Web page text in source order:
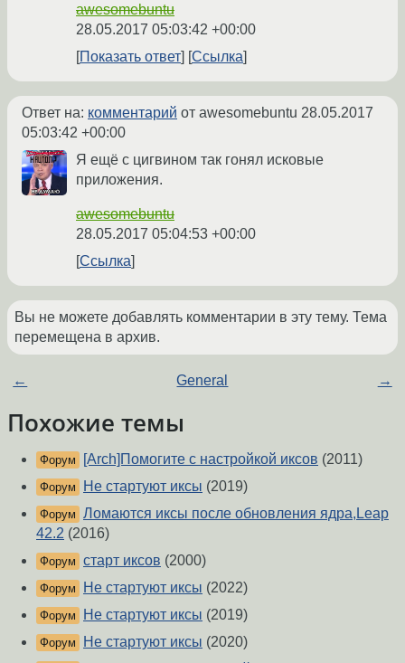
awesomebuntu
28.05.2017 05:03:42 +00:00
Показать ответ
Ссылка
Ответ на: комментарий от awesomebuntu 28.05.2017
05:03:42 +00:00
Я ещё с цигвином так гонял исковые
приложения.
awesomebuntu
28.05.2017 05:04:53 +00:00
Ссылка
Вы не можете добавлять комментарии в эту тему. Тема
перемещена в архив.
← General →
Похожие темы
Форум [Arch]Помогите с настройкой иксов (2011)
Форум Не стартуют иксы (2019)
Форум Ломаются иксы после обновления ядра,Leap
42.2 (2016)
Форум старт иксов (2000)
Форум Не стартуют иксы (2022)
Форум Не стартуют иксы (2019)
Форум Не стартуют иксы (2020)